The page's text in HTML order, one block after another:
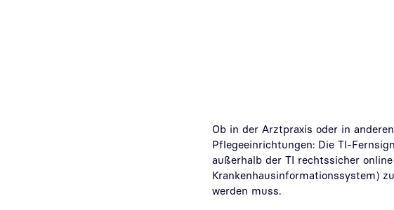
Ob in der Arztpraxis oder in
Pflegeeinrichtungen: Die TI-
außerhalb der TI rechtssicher
Krankenhausinformationssystem)
werden muss.